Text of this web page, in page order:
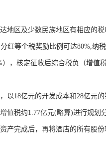
地区及少数民族地区有相应的
红等个税奖励比例可达80%,纳
，核定征收后综合税负（增值
以18亿元的开发成本和28亿元
值税约1.77亿元(略算)进行规划分
产完成后，再将酒店的所有股